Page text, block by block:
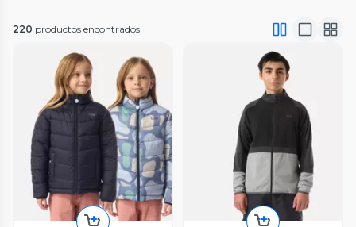
220 productos encontrados